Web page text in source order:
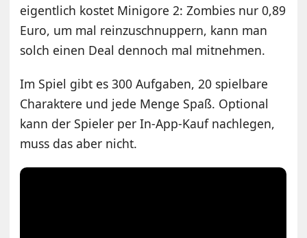
eigentlich kostet Minigore 2: Zombies nur 0,89
Euro, um mal reinzuschnuppern, kann man
solch einen Deal dennoch mal mitnehmen.
Im Spiel gibt es 300 Aufgaben, 20 spielbare
Charaktere und jede Menge Spaß. Optional
kann der Spieler per In-App-Kauf nachlegen,
muss das aber nicht.